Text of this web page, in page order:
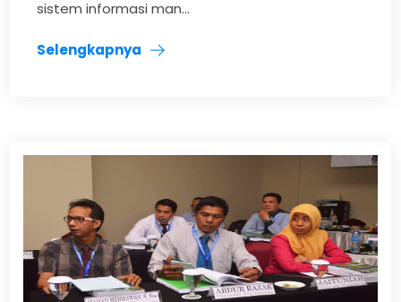
sistem informasi man...
Selengkapnya